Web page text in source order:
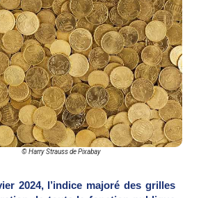
© Harry Strauss de Pixabay
2024, l’indice majoré des grilles